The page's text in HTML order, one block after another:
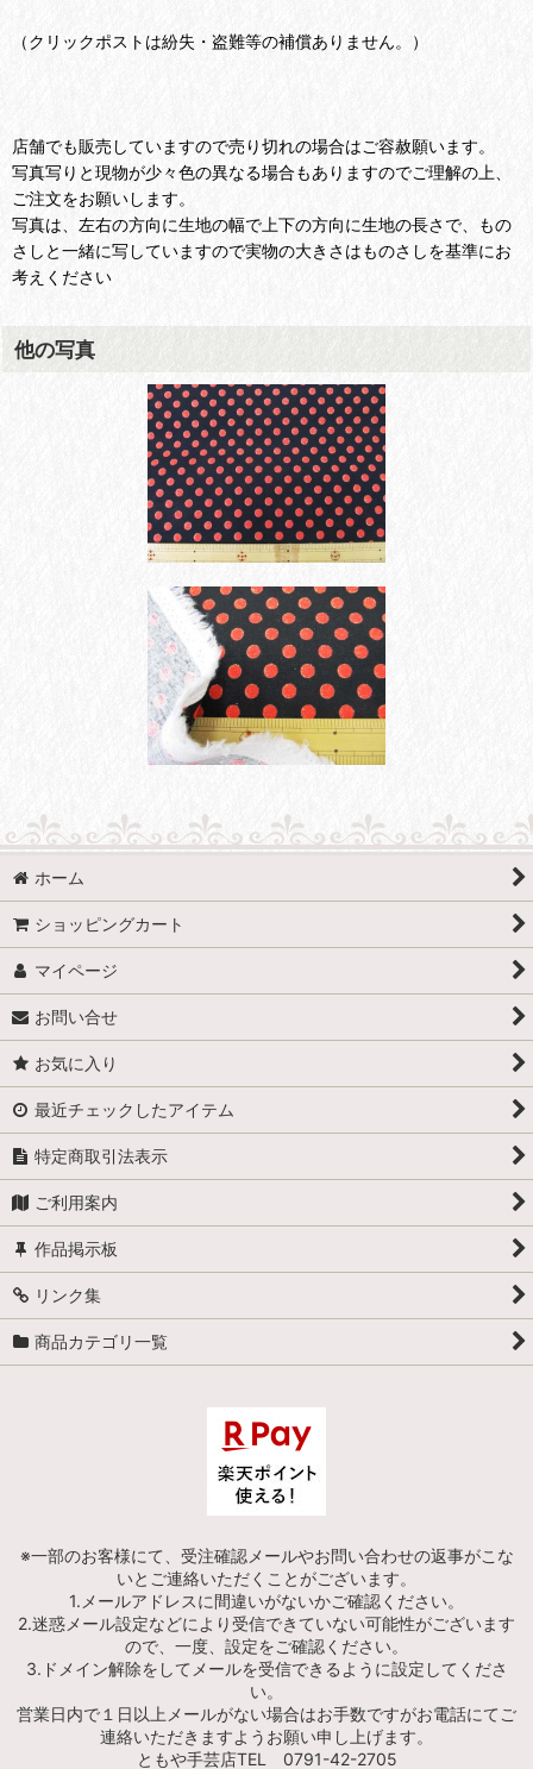
（クリックポストは紛失・盗難等の補償ありません。）
店舗でも販売していますので売り切れの場合はご容赦願います。
写真写りと現物が少々色の異なる場合もありますのでご理解の上、
ご注文をお願いします。
写真は、左右の方向に生地の幅で上下の方向に生地の長さで、もの
さしと一緒に写していますので実物の大きさはものさしを基準にお
考えください
他の写真
ホーム
ショッピングカート
マイページ
お問い合せ
お気に入り
最近チェックしたアイテム
特定商取引法表示
ご利用案内
作品掲示板
リンク集
商品カテゴリ一覧
※一部のお客様にて、受注確認メールやお問い合わせの返事がこな
いとご連絡いただくことがございます。
1.メールアドレスに間違いがないかご確認ください。
2.迷惑メール設定などにより受信できていない可能性がございます
ので、一度、設定をご確認ください。
3.ドメイン解除をしてメールを受信できるように設定してくださ
い。
営業日内で１日以上メールがない場合はお手数ですがお電話にてご
連絡いただきますようお願い申し上げます。
ともや手芸店TEL 0791-42-2705